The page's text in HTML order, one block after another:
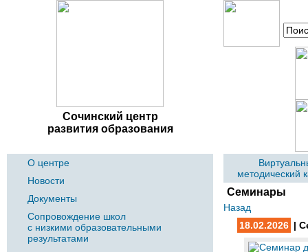
Сочинский центр
развития образования
О центре
Новости
Документы
Сопровождение школ
с низкими образовательными
результатами
методический
Семинары
Назад
18.02.2026 |